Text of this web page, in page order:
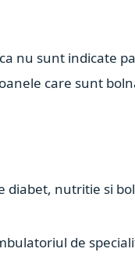
nu sunt indicate
care sunt
nutritie si
de